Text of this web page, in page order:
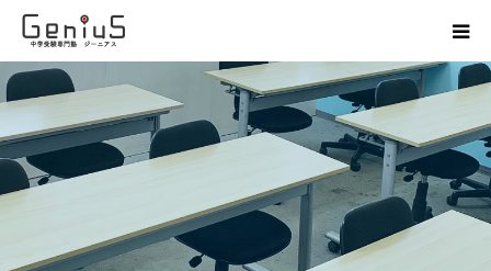
授業
志望校別特訓